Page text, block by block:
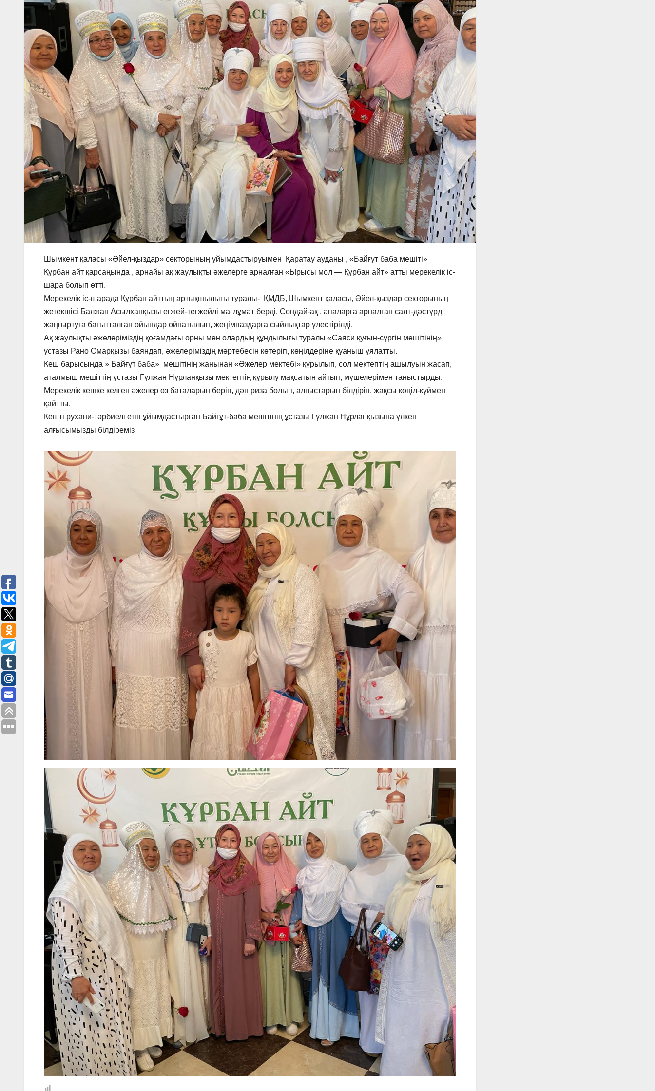
Шымкент қаласы «Әйел-қыздар» секторының ұйымдастыруымен Қаратау ауданы , «Байғұт баба мешіті»
Құрбан айт қарсаңында , арнайы ақ жаулықты әжелерге арналған «Ырысы мол — Құрбан айт» атты мерекелік іс-
шара болып өтті.
Мерекелік іс-шарада Құрбан айттың артықшылығы туралы- ҚМДБ, Шымкент қаласы, Әйел-қыздар секторының
жетекшісі Балжан Асылханқызы егжей-тегжейлі мағлұмат берді. Сондай-ақ , апаларға арналған салт-дәстүрді
жаңғыртуға бағытталған ойындар ойнатылып, жеңімпаздарға сыйлықтар үлестірілді.
Ақ жаулықты әжелеріміздің қоғамдағы орны мен олардың құндылығы туралы «Саяси қуғын-сүргін мешітінің»
ұстазы Рано Омарқызы баяндап, әжелеріміздің мәртебесін көтеріп, көңілдеріне қуаныш ұялатты.
Кеш барысында » Байғұт баба» мешітінің жанынан «Әжелер мектебі» құрылып, сол мектептің ашылуын жасап,
аталмыш мешіттің ұстазы Гүлжан Нұрланқызы мектептің құрылу мақсатын айтып, мүшелерімен таныстырды.
Мерекелік кешке келген әжелер өз баталарын беріп, дән риза болып, алғыстарын білдіріп, жақсы көңіл-күймен
қайтты.
Кешті рухани-тәрбиелі етіп ұйымдастырған Байғұт-баба мешітінің ұстазы Гүлжан Нұрланқызына үлкен
алғысымызды білдіреміз